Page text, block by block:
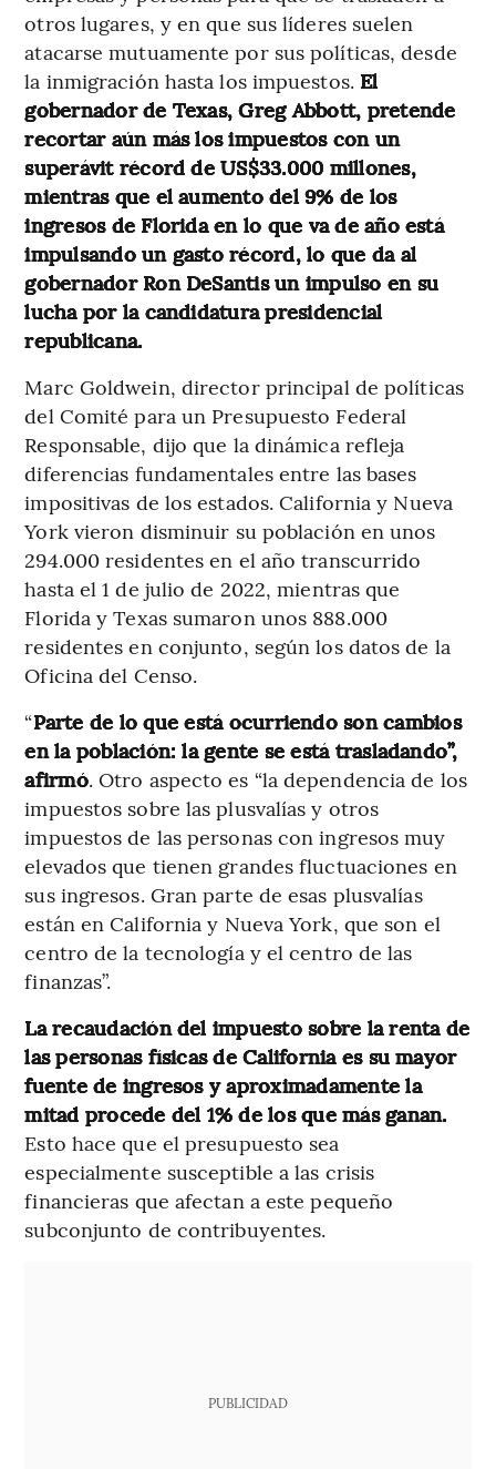
otros lugares, y en que sus líderes suelen
atacarse mutuamente por sus políticas, desde
la inmigración hasta los impuestos.El
gobernador de Texas, Greg Abbott, pretende
recortar aún más los impuestos con un
superávit récord de US$33.000 millones,
mientras que el aumento del 9% de los
ingresos de Florida en lo que va de año está
impulsando un gasto récord, lo que da al
gobernador Ron DeSantis un impulso en su
lucha por la candidatura presidencial
republicana.
Marc Goldwein, director principal de políticas
del Comité para un Presupuesto Federal
Responsable, dijo que la dinámica refleja
diferencias fundamentales entre las bases
impositivas de los estados. California y Nueva
York vieron disminuir su población en unos
294.000 residentes en el año transcurrido
hasta el 1 de julio de 2022, mientras que
Florida y Texas sumaron unos 888.000
residentes en conjunto, según los datos de la
Oficina del Censo.
“Parte de lo que está ocurriendo son cambios
en la población: la gente se está trasladando”,
afirmó. Otro aspecto es “la dependencia de los
impuestos sobre las plusvalías y otros
impuestos de las personas con ingresos muy
elevados que tienen grandes fluctuaciones en
sus ingresos. Gran parte de esas plusvalías
están en California y Nueva York, que son el
centro de la tecnología y el centro de las
finanzas”.
La recaudación del impuesto sobre la renta de
las personas físicas de California es su mayor
fuente de ingresos y aproximadamente la
mitad procede del 1% de los que más ganan.
Esto hace que el presupuesto sea
especialmente susceptible a las crisis
financieras que afectan a este pequeño
subconjunto de contribuyentes.
PUBLICIDAD